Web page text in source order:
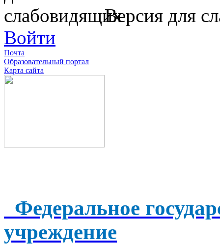
Версия для
Войти
Почта
Образовательный портал
Карта сайта
Федеральное
учреждение